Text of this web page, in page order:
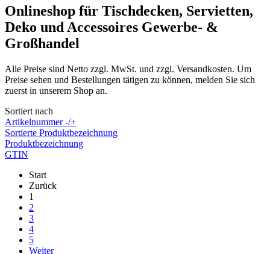
Onlineshop für Tischdecken, Servietten,
Deko und Accessoires Gewerbe- &
Großhandel
Alle Preise sind Netto zzgl. MwSt. und zzgl. Versandkosten. Um
Preise sehen und Bestellungen tätigen zu können, melden Sie sich
zuerst in unserem Shop an.
Sortiert nach
Artikelnummer -/+
Sortierte Produktbezeichnung
Produktbezeichnung
GTIN
Start
Zurück
1
2
3
4
5
Weiter